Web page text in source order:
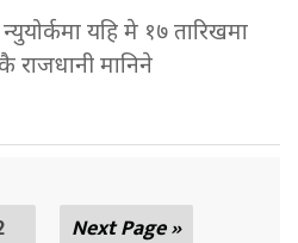
यहि मे १७ तारिखमा
मानिने
Next Page »